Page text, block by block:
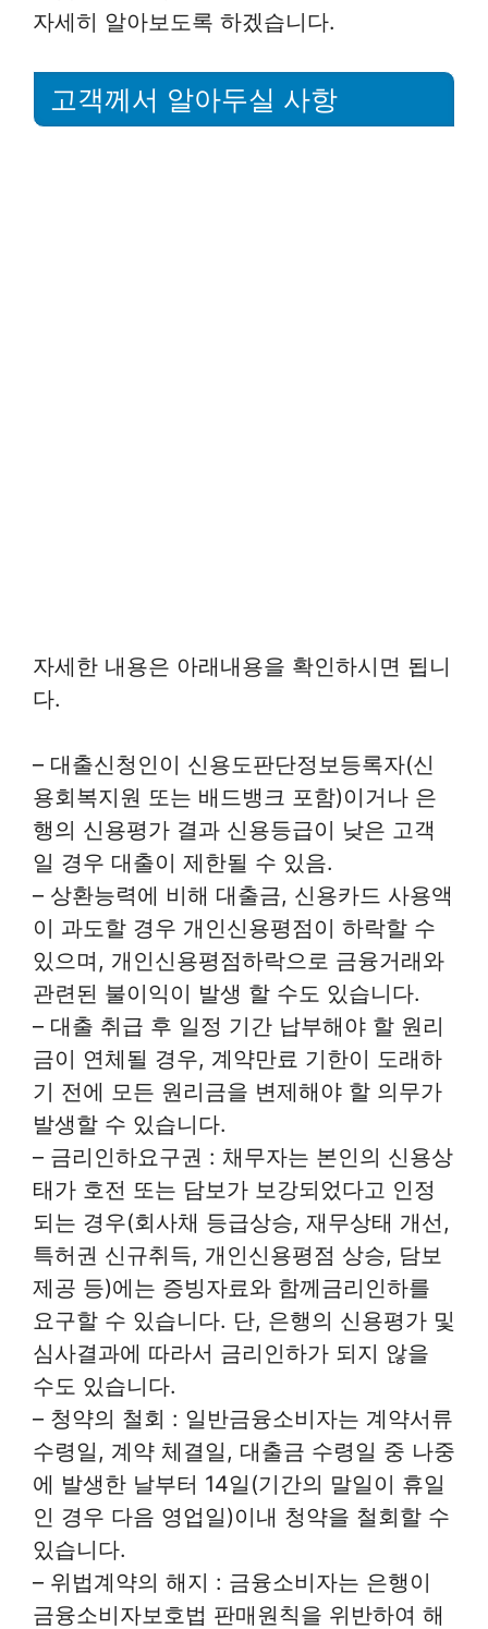
자세히 알아보도록 하겠습니다.
고객께서 알아두실 사항
자세한 내용은 아래내용을 확인하시면 됩니
다.
– 대출신청인이 신용도판단정보등록자(신
용회복지원 또는 배드뱅크 포함)이거나 은
행의 신용평가 결과 신용등급이 낮은 고객
일 경우 대출이 제한될 수 있음.
– 상환능력에 비해 대출금, 신용카드 사용액
이 과도할 경우 개인신용평점이 하락할 수
있으며, 개인신용평점하락으로 금융거래와
관련된 불이익이 발생 할 수도 있습니다.
– 대출 취급 후 일정 기간 납부해야 할 원리
금이 연체될 경우, 계약만료 기한이 도래하
기 전에 모든 원리금을 변제해야 할 의무가
발생할 수 있습니다.
– 금리인하요구권 : 채무자는 본인의 신용상
태가 호전 또는 담보가 보강되었다고 인정
되는 경우(회사채 등급상승, 재무상태 개선,
특허권 신규취득, 개인신용평점 상승, 담보
제공 등)에는 증빙자료와 함께금리인하를
요구할 수 있습니다. 단, 은행의 신용평가 및
심사결과에 따라서 금리인하가 되지 않을
수도 있습니다.
– 청약의 철회 : 일반금융소비자는 계약서류
수령일, 계약 체결일, 대출금 수령일 중 나중
에 발생한 날부터 14일(기간의 말일이 휴일
인 경우 다음 영업일)이내 청약을 철회할 수
있습니다.
– 위법계약의 해지 : 금융소비자는 은행이
금융소비자보호법 판매원칙을 위반하여 해